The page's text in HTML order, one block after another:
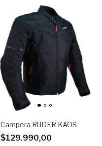
Campera RUDER KAOS
$129.990,00